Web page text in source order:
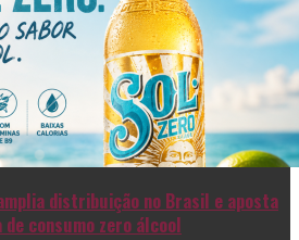
distribuição no Brasil e aposta
de consumo zero álcool